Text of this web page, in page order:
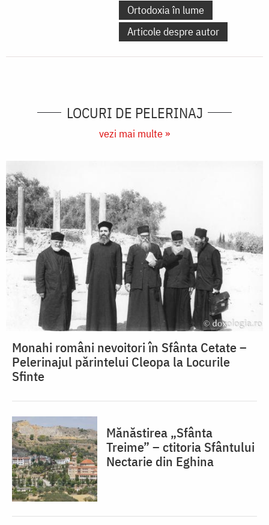
Ortodoxia în lume
Articole despre autor
LOCURI DE PELERINAJ
vezi mai multe »
Monahi români nevoitori în Sfânta Cetate –
Pelerinajul părintelui Cleopa la Locurile
Sfinte
Mănăstirea „Sfânta
Treime” – ctitoria Sfântului
Nectarie din Eghina